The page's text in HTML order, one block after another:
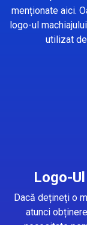
menționate aici.
logo-ul
utilizat
Logo-
Dacă dețineți o
atunci